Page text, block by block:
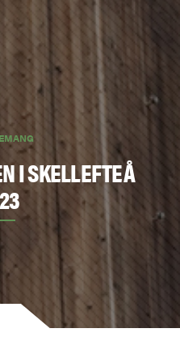
I SKELLEFTEÅ